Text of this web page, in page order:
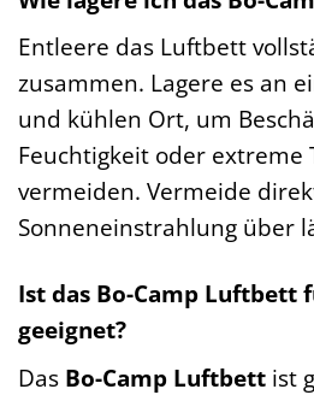
Entleere das Luftbett
zusammen. Lagere es an
und kühlen Ort, um
Feuchtigkeit oder extreme
vermeiden. Vermeide
Sonneneinstrahlung über
Ist das Bo-Camp Luftbett
geeignet?
Das Bo-Camp Luftbett ist